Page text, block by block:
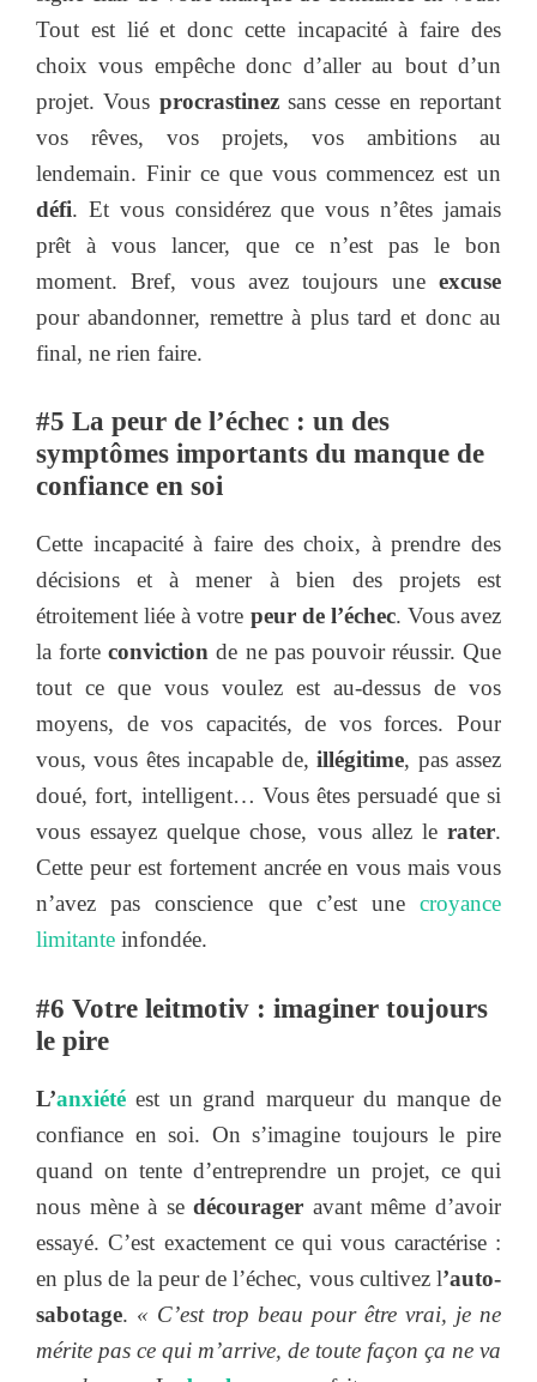
Tout est lié et donc cette incapacité à faire des
choix vous empêche donc d’aller au bout d’un
projet. Vous procrastinezsans cesse en reportant
vos rêves, vos projets, vos ambitions au
lendemain. Finir ce que vous commencez est un
défi. Et vous considérez que vous n’êtes jamais
prêt à vous lancer, que ce n’est pas le bon
moment. Bref, vous avez toujours une excuse
pour abandonner, remettre à plus tard et donc au
final, ne rien faire.
#5 La peur de l’échec : un des
symptômes importants du manque de
confiance en soi
Cette incapacité à faire des choix, à prendre des
décisions et à mener à bien des projets est
étroitement liée à votre peur de l’échec. Vous avez
la forteconvictionde ne pas pouvoir réussir. Que
tout ce que vous voulez est au-dessus de vos
moyens, de vos capacités, de vos forces. Pour
vous, vous êtes incapable de,illégitime, pas assez
doué, fort, intelligent… Vous êtes persuadé que si
vous essayez quelque chose, vous allez le rater.
Cette peur est fortement ancrée en vous mais vous
n’avez pas conscience que c’est une croyance
limitante infondée.
#6 Votre leitmotiv : imaginer toujours
le pire
L’anxiétéest un grand marqueur du manque de
confiance en soi. On s’imagine toujours le pire
quand on tente d’entreprendre un projet, ce qui
nous mène à sedécourager avant même d’avoir
essayé. C’est exactement ce qui vous caractérise :
en plus de la peur de l’échec, vous cultivez l’auto-
sabotage. « C’est trop beau pour être vrai, je ne
mérite pas ce qui m’arrive, de toute façon ça ne va